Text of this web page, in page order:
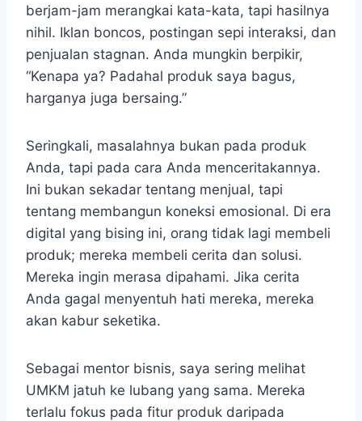
berjam-jam merangkai kata-kata, tapi hasilnya
nihil. Iklan boncos, postingan sepi interaksi, dan
penjualan stagnan. Anda mungkin berpikir,
“Kenapa ya? Padahal produk saya bagus,
harganya juga bersaing.”
Seringkali, masalahnya bukan pada produk
Anda, tapi pada cara Anda menceritakannya.
Ini bukan sekadar tentang menjual, tapi
tentang membangun koneksi emosional. Di era
digital yang bising ini, orang tidak lagi membeli
produk; mereka membeli cerita dan solusi.
Mereka ingin merasa dipahami. Jika cerita
Anda gagal menyentuh hati mereka, mereka
akan kabur seketika.
Sebagai mentor bisnis, saya sering melihat
UMKM jatuh ke lubang yang sama. Mereka
terlalu fokus pada fitur produk daripada